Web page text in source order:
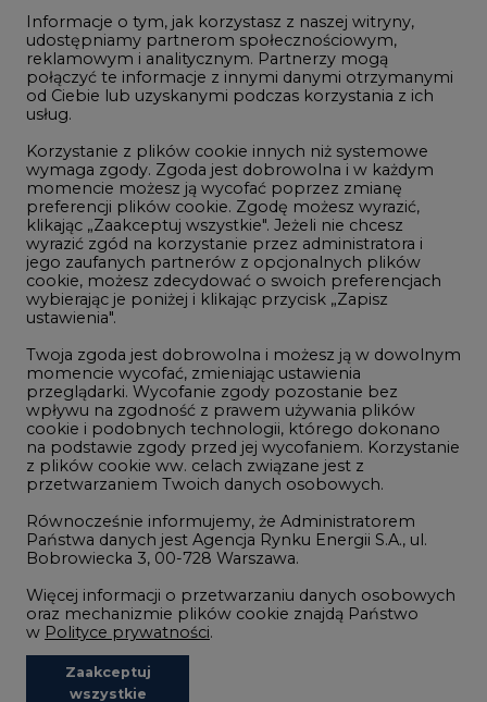
Gospodarka
Geopolityka
LTE450
Innowacje i AI
Telekomunikacja i IT
Handel emisjami CO2
Wodór
Górnictwo
Atom
Fotowoltaika
Offshore wind
Zielone samorządy
Zielona gospodarka
©2002- 2021 - 2026
Informacje o tym, jak korzystasz z naszej witryny,
udostępniamy partnerom społecznościowym,
reklamowym i analitycznym. Partnerzy mogą
połączyć te informacje z innymi danymi otrzymanymi
od Ciebie lub uzyskanymi podczas korzystania z ich
usług.
Korzystanie z plików cookie innych niż systemowe
wymaga zgody. Zgoda jest dobrowolna i w każdym
momencie możesz ją wycofać poprzez zmianę
preferencji plików cookie. Zgodę możesz wyrazić,
klikając „Zaakceptuj wszystkie". Jeżeli nie chcesz
wyrazić zgód na korzystanie przez administratora i
jego zaufanych partnerów z opcjonalnych plików
cookie, możesz zdecydować o swoich preferencjach
wybierając je poniżej i klikając przycisk „Zapisz
ustawienia".
Twoja zgoda jest dobrowolna i możesz ją w dowolnym
momencie wycofać, zmieniając ustawienia
przeglądarki. Wycofanie zgody pozostanie bez
wpływu na zgodność z prawem używania plików
cookie i podobnych technologii, którego dokonano
na podstawie zgody przed jej wycofaniem. Korzystanie
z plików cookie ww. celach związane jest z
przetwarzaniem Twoich danych osobowych.
Równocześnie informujemy, że Administratorem
Państwa danych jest Agencja Rynku Energii S.A., ul.
Bobrowiecka 3, 00-728 Warszawa.
Więcej informacji o przetwarzaniu danych osobowych
oraz mechanizmie plików cookie znajdą Państwo
w Polityce prywatności.
Zaakceptuj
wszystkie